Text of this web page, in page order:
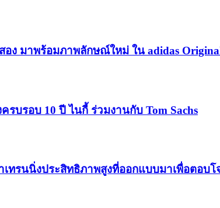
ง มาพร้อมภาพลักษณ์ใหม่ ใน adidas
รบรอบ 10 ปี ไนกี้ ร่วมงานกับ Tom Sachs
เทรนนิ่งประสิทธิภาพสูงที่ออกแบบมาเพื่อตอ